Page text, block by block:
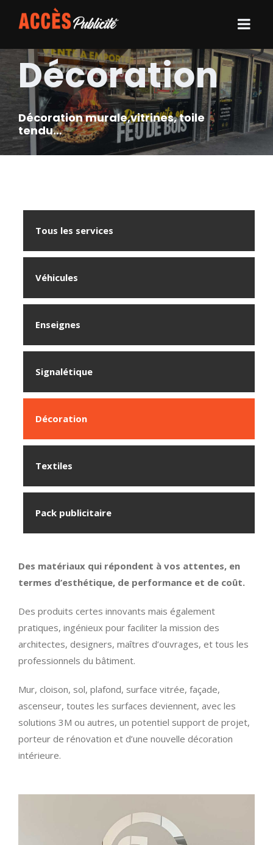
Décoration
Décoration murale,vitrines, toile
tendu…
Tous les services
Véhicules
Enseignes
Signalétique
Décoration
Textiles
Pack publicitaire
Des matériaux qui répondent à vos attentes, en
termes d’esthétique, de performance et de coût.
Des produits certes innovants mais également
pratiques, ingénieux pour faciliter la mission des
architectes, designers, maîtres d’ouvrages, et tous les
professionnels du bâtiment.
Mur, cloison, sol, plafond, surface vitrée, façade,
ascenseur, toutes les surfaces deviennent, avec les
solutions 3M ou autres, un potentiel support de projet,
porteur de rénovation et d’une nouvelle décoration
intérieure.